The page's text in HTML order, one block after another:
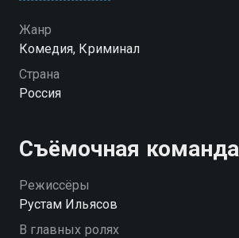
и ставит ребят перед фактом —
«партнеры», иначе придется сесть в
они вынуждены расширять
который из одного покерного стола
Посмотреть онлайн 1 сезон
можете совершенно бесплатно в
качестве на hophop.tv
Жанр
Комедия, Криминал
Страна
Россия
Съёмочная команда
Режиссёры
Рустам Ильясов
В главных ролях